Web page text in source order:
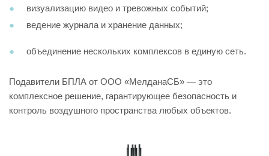
визуализацию видео и тревожных событий;
ведение журнала и хранение данных;
объединение нескольких комплексов в единую сеть.
Подавители БПЛА от ООО «МелданаСБ» — это
комплексное решение, гарантирующее безопасность и
контроль воздушного пространства любых объектов.